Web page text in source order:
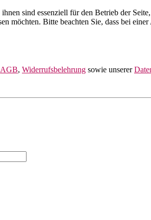
AGB, Widerrufsbelehrung sowie unserer
sind essenziell für den Betrieb der
möchten. Bitte beachten Sie, dass bei